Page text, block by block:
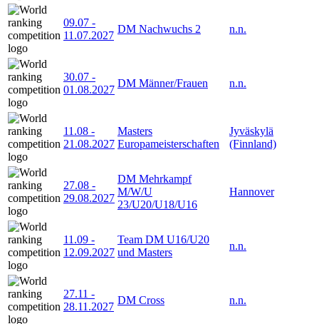
09.07 -
11.07.2027
DM Nachwuchs 2 n.n.
30.07 -
01.08.2027
DM Männer/Frauen n.n.
11.08 -
21.08.2027
Masters
Europameisterschaften
Jyväskylä
(Finnland)
27.08 -
29.08.2027
DM Mehrkampf
M/W/U
23/U20/U18/U16
Hannover
11.09 -
12.09.2027
Team DM U16/U20
und Masters
n.n.
27.11 -
28.11.2027
DM Cross n.n.